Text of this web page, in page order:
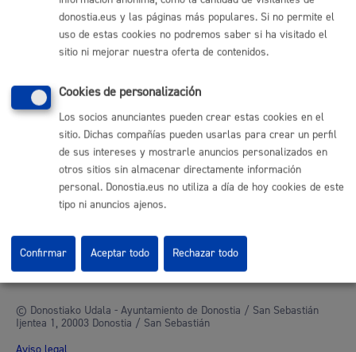
Sala de prensa
Mapa web
Donostia Kirola
Donostia Kultura
Donostia Turismo
Fomento de San Sebastián
Síguenos en redes sociales
© Donostiako Udala - Ayuntamiento de Donostia / San Sebastián
Ijentea 1, 20003 Donostia / San Sebastián
Aviso legal
donostia.eus y las páginas más populares. Si no permite el
uso de estas cookies no podremos saber si ha visitado el
sitio ni mejorar nuestra oferta de contenidos.
Cookies de personalización
Los socios anunciantes pueden crear estas cookies en el
sitio. Dichas compañías pueden usarlas para crear un perfil
de sus intereses y mostrarle anuncios personalizados en
otros sitios sin almacenar directamente información
personal. Donostia.eus no utiliza a día de hoy cookies de este
tipo ni anuncios ajenos.
Rechazar todo
Confirmar Aceptar todo